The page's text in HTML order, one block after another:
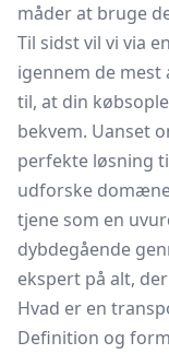
måder at bruge
Til sidst vil vi via
igennem de
til, at din
bekvem. Uanset
perfekte løsning
udforske
tjene som en
dybdegående
ekspert på alt,
Hvad er en
Definition og